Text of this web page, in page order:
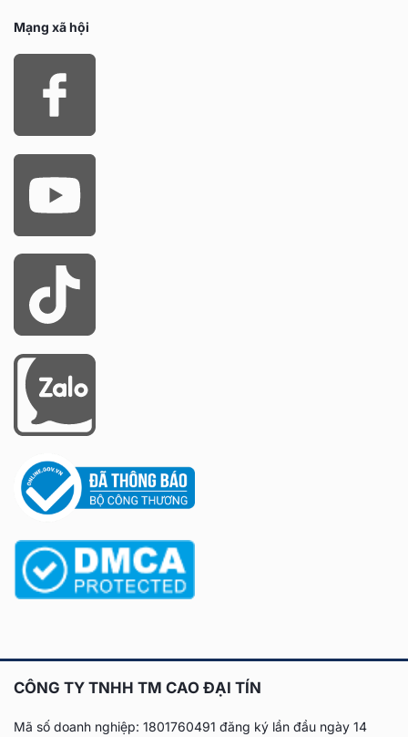
Mạng xã hội
CÔNG TY TNHH TM CAO ĐẠI TÍN
Mã số doanh nghiệp: 1801760491 đăng ký lần đầu ngày 14